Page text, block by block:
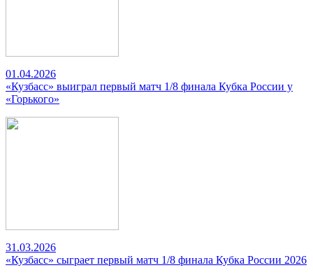
01.04.2026
«Кузбасс» выиграл первый матч 1/8 финала Кубка России у
«Горького»
31.03.2026
«Кузбасс» сыграет первый матч 1/8 финала Кубка России 2026